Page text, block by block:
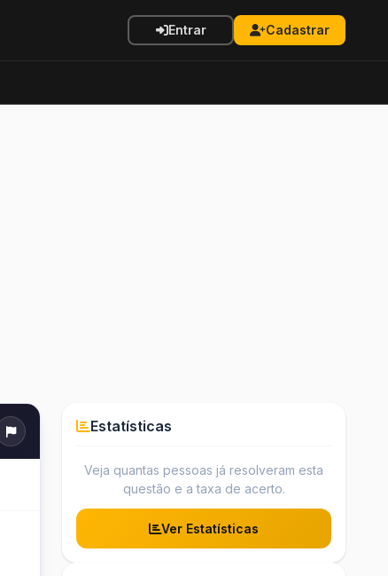
Entrar Cadastrar
Estatísticas
Veja quantas pessoas já resolveram esta
questão e a taxa de acerto.
Ver Estatísticas